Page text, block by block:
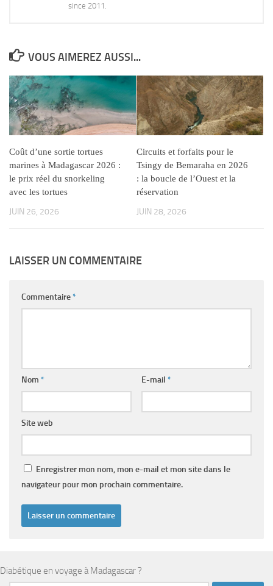
since 2011.
VOUS AIMEREZ AUSSI...
Coût d’une sortie tortues
marines à Madagascar 2026 :
le prix réel du snorkeling
avec les tortues
JUIN 26, 2026
Circuits et forfaits pour le
Tsingy de Bemaraha en 2026
: la boucle de l’Ouest et la
réservation
JUIN 28, 2026
LAISSER UN COMMENTAIRE
Commentaire*
Nom * E-mail *
Site web
Enregistrer mon nom, mon e-mail et mon site dans le
navigateur pour mon prochain commentaire.
Diabétique en voyage à Madagascar ?